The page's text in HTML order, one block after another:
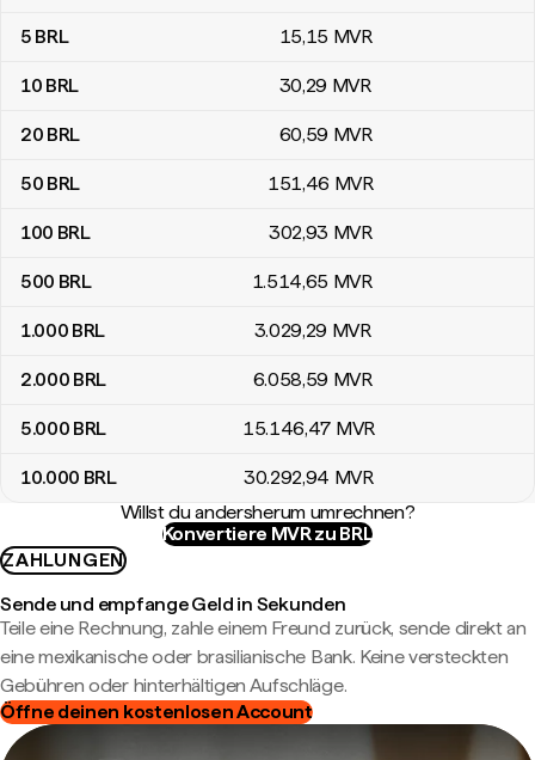
5 BRL 15,15 MVR
10 BRL 30,29 MVR
20 BRL 60,59 MVR
50 BRL 151,46 MVR
100 BRL 302,93 MVR
500 BRL 1.514,65 MVR
1.000 BRL 3.029,29 MVR
2.000 BRL 6.058,59 MVR
5.000 BRL 15.146,47 MVR
10.000 BRL 30.292,94 MVR
Willst du andersherum umrechnen?
Konvertiere MVR zu BRL
ZAHLUNGEN
Sende und empfange Geld in Sekunden
Teile eine Rechnung, zahle einem Freund zurück, sende direkt an
eine mexikanische oder brasilianische Bank. Keine versteckten
Gebühren oder hinterhältigen Aufschläge.
Öffne deinen kostenlosen Account